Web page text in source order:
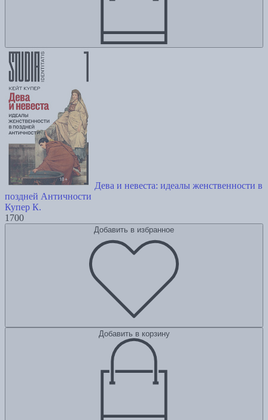
Дева и невеста: идеалы женственности в
поздней Античности
Купер К.
1700
Добавить в избранное
Добавить в корзину